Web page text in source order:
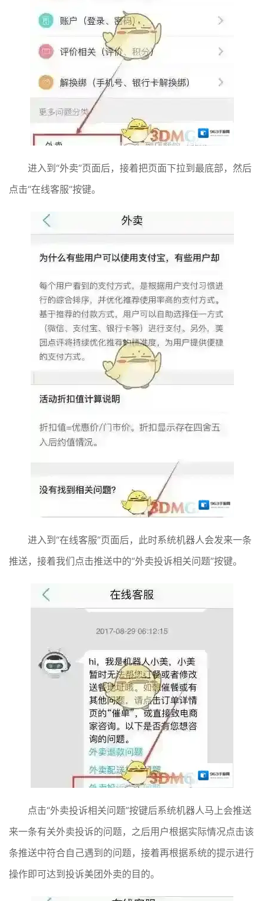
进入到“外卖”页面后，接着把页面下拉到最底部，然后
点击“在线客服”按键。
进入到“在线客服”页面后，此时系统机器人会发来一条
推送，接着我们点击推送中的“外卖投诉相关问题”按键。
点击“外卖投诉相关问题”按键后系统机器人马上会推送
来一条有关外卖投诉的问题，之后用户根据实际情况点击该
条推送中符合自己遇到的问题，接着再根据系统的提示进行
操作即可达到投诉美团外卖的目的。